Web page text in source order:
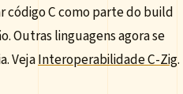
C como parte do build
Outras linguagens agora se
VejaInteroperabilidade C-Zig.